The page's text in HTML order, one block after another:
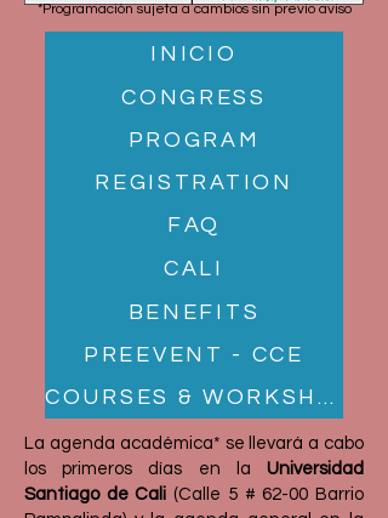
*Programación sujeta a cambios sin previo aviso
INICIO
CONGRESS
PROGRAM
REGISTRATION
FAQ
CALI
BENEFITS
PREEVENT - CCE
COURSES & WORKSHOPS
La agenda académica* se llevará a cabo
los primeros días en la Universidad
Santiago de Cali (Calle 5 # 62-00 Barrio